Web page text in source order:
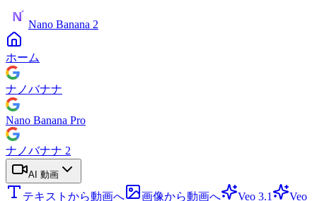
Nano Banana 2
ホーム
ナノバナナ
Nano Banana Pro
ナノバナナ 2
AI 動画
テキストから動画へ 画像から動画へ Veo 3.1
Veo